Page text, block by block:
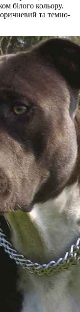
білого кольору.
та темно-